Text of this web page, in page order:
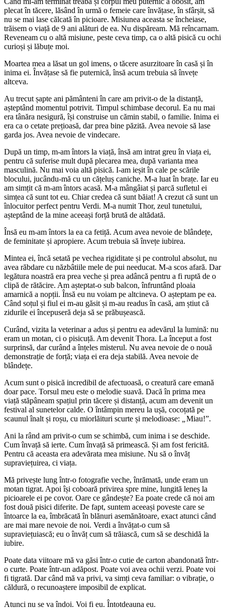
plecat în tăcere, lăsând în urmă o femeie care învățase, în sfârșit, să
nu se mai lase călcată în picioare. Misiunea aceasta se încheiase,
trăisem o viață de 9 ani alături de ea. Nu dispăream. Mă reîncarnam.
Reveneam cu o altă misiune, peste ceva timp, ca o altă pisică cu ochi
curioși și lăbuțe moi.
Moartea mea a lăsat un gol imens, o tăcere asurzitoare în casă și în
inima ei. Învățase să fie puternică, însă acum trebuia să învețe
altceva.
Au trecut șapte ani pământeni în care am privit-o de la distanță,
așteptând momentul potrivit. Timpul schimbase decorul. Ea nu mai
era tânăra nesigură, își construise un cămin stabil, o familie. Inima ei
era ca o cetate prețioasă, dar prea bine păzită. Avea nevoie să lase
garda jos. Avea nevoie de vindecare.
După un timp, m-am întors la viață, însă am intrat greu în viața ei,
pentru că suferise mult după plecarea mea, după varianta mea
masculină. Nu mai voia altă pisică. I-am ieșit în cale pe scările
blocului, jucându-mă cu un cățeluș caniche. M-a luat în brațe. Iar eu
am simțit că m-am întors acasă. M-a mângâiat și parcă sufletul ei
simțea că sunt tot eu. Chiar credea că sunt băiat! A crezut că sunt un
înlocuitor perfect pentru Verdi. M-a numit Thor, zeul tunetului,
așteptând de la mine aceeași forță brută de altădată.
Însă eu m-am întors la ea ca fetiță. Acum avea nevoie de blândețe,
de feminitate și apropiere. Acum trebuia să învețe iubirea.
Mintea ei, încă setată pe vechea rigiditate și pe controlul absolut, nu
avea răbdare cu năzbâtiile mele de pui needucat. M-a scos afară. Dar
legătura noastră era prea veche și prea adâncă pentru a fi ruptă de o
clipă de rătăcire. Am așteptat-o sub balcon, înfruntând ploaia
amarnică a nopții. Însă eu nu voiam pe altcineva. O așteptam pe ea.
Când soțul și fiul ei m-au găsit și m-au readus în casă, am știut că
zidurile ei începuseră deja să se prăbușească.
Curând, vizita la veterinar a adus și pentru ea adevărul la lumină: nu
eram un motan, ci o pisicuță. Am devenit Thora. La început a fost
surprinsă, dar curând a înțeles misterul. Nu avea nevoie de o nouă
demonstrație de forță; viața ei era deja stabilă. Avea nevoie de
blândețe.
Acum sunt o pisică incredibil de afectuoasă, o creatură care emană
doar pace. Torsul meu este o melodie suavă. Dacă în prima mea
viață stăpâneam spațiul prin tăcere și distanță, acum am devenit un
festival al sunetelor calde. O întâmpin mereu la ușă, cocoțată pe
scaunul înalt și roșu, cu miorlăituri scurte și melodioase:
Miau!”.
Ani la rând am privit-o cum se schimbă, cum inima i se deschide.
Cum învață să ierte. Cum învață să primească. Și am fost fericită.
Pentru că aceasta era adevărata mea misiune. Nu să o învăț
supraviețuirea, ci viața.
Mă privește lung într-o fotografie veche, înrămată, unde eram un
motan tigrat. Apoi își coboară privirea spre mine, lungită leneș la
picioarele ei pe covor. Oare ce gândește? Ea poate crede că noi am
fost două pisici diferite. De fapt, suntem aceeași poveste care se
întoarce la ea, îmbrăcată în blănuri asemănătoare, exact atunci când
are mai mare nevoie de noi. Verdi a învățat-o cum să
supraviețuiască; eu o învăț cum să trăiască, cum să se deschidă la
iubire.
Poate data viitoare mă va găsi într-o cutie de carton abandonată într-
o curte. Poate într-un adăpost. Poate voi avea ochii verzi. Poate voi
fi tigrată. Dar când mă va privi, va simți ceva familiar: o vibrație, o
căldură, o recunoaștere imposibil de explicat.
Atunci nu se va îndoi. Voi fi eu. Întotdeauna eu.